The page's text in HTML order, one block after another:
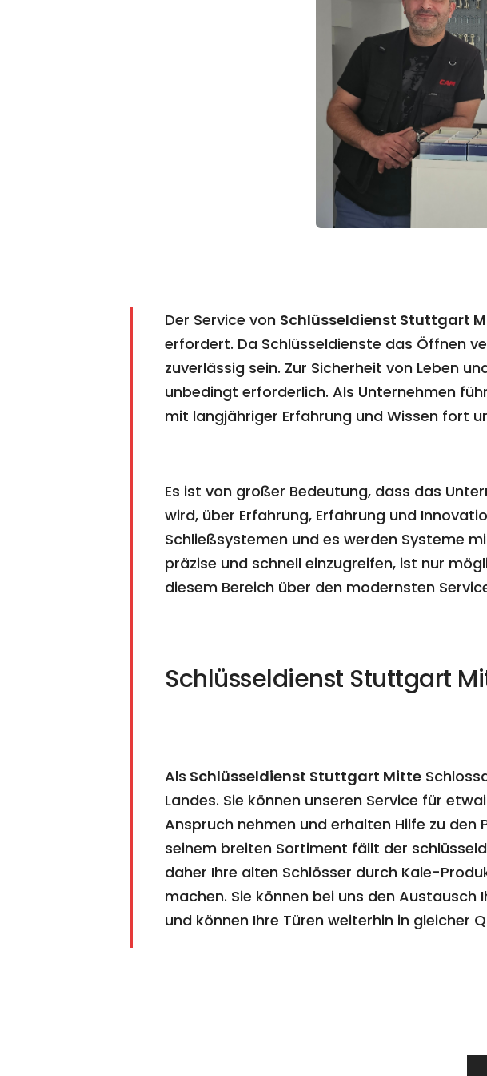
Der Service von Schlüsseldienst Stuttgart
erfordert. Da Schlüsseldienste das Öffnen
zuverlässig sein. Zur Sicherheit von Leben
unbedingt erforderlich. Als Unternehmen
mit langjähriger Erfahrung und Wissen fort
Es ist von großer Bedeutung, dass das
wird, über Erfahrung, Erfahrung und
Schließsystemen und es werden Systeme
präzise und schnell einzugreifen, ist nur
diesem Bereich über den modernsten
Schlüsseldienst Stuttgart
Als Schlüsseldienst Stuttgart Mitte
Landes. Sie können unseren Service für
Anspruch nehmen und erhalten Hilfe zu den
seinem breiten Sortiment fällt der
daher Ihre alten Schlösser durch Kale-
machen. Sie können bei uns den
und können Ihre Türen weiterhin in gleicher